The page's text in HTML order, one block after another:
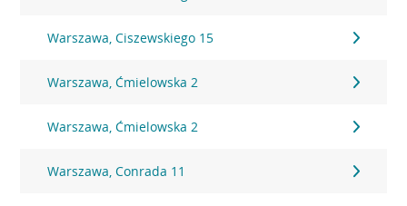
Warszawa, Ciszewskiego 15
Warszawa, Ćmielowska 2
Warszawa, Ćmielowska 2
Warszawa, Conrada 11